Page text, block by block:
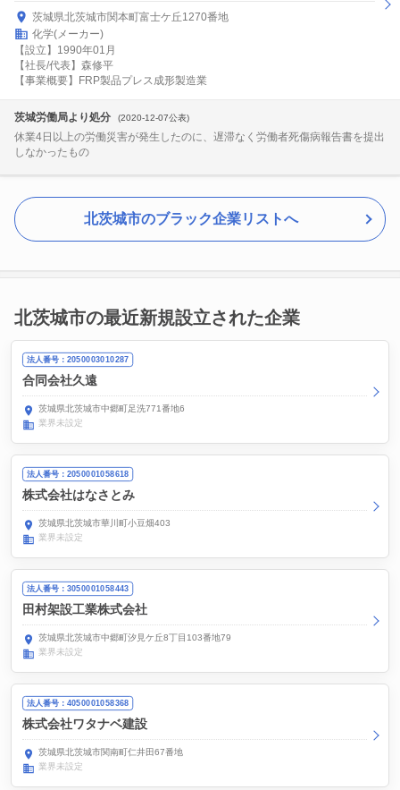
茨城県北茨城市関本町富士ケ丘1270番地
化学(メーカー)
【設立】1990年01月
【社長/代表】森修平
【事業概要】FRP製品プレス成形製造業
茨城労働局より処分 (2020-12-07公表)
休業4日以上の労働災害が発生したのに、遅滞なく労働者死傷病報告書を提出
しなかったもの
北茨城市のブラック企業リストへ
北茨城市の最近新規設立された企業
法人番号：2050003010287
合同会社久遠
茨城県北茨城市中郷町足洗771番地6
業界未設定
法人番号：2050001058618
株式会社はなさとみ
茨城県北茨城市華川町小豆畑403
業界未設定
法人番号：3050001058443
田村架設工業株式会社
茨城県北茨城市中郷町汐見ケ丘8丁目103番地79
業界未設定
法人番号：4050001058368
株式会社ワタナベ建設
茨城県北茨城市関南町仁井田67番地
業界未設定